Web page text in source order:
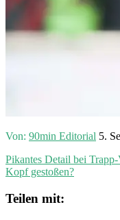
Von: 90min Editorial 5.
Pikantes Detail bei
Kopf gestoßen?
Teilen mit: